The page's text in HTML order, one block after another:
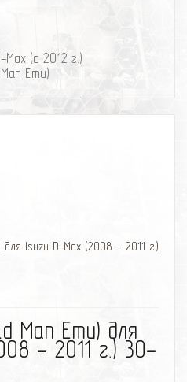
(с 2012 г.)
Emu)
(с 2012 г.)
Emu)
Man Emu) для
- 2011 г.) 30-